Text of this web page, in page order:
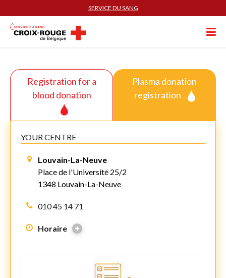
SERVICE DU SANG
Registration for a
blood donation
Plasma donation
registration
YOUR CENTRE
Louvain-La-Neuve
Place de l'Université 25/2
1348 Louvain-La-Neuve
010 45 14 71
Horaire